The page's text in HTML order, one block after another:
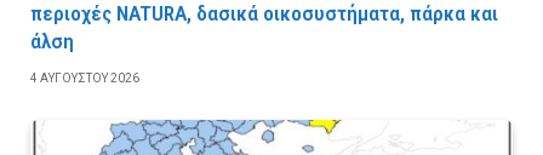
περιοχές NATURA, δασικά οικοσυστήματα, πάρκα και
άλση
4 ΑΥΓΟΎΣΤΟΥ 2026